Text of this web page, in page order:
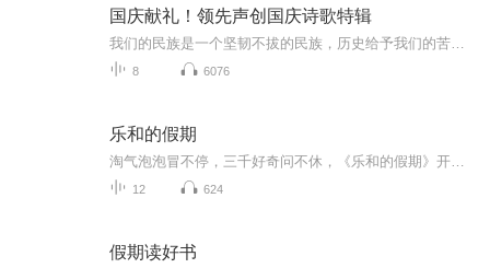
国庆献礼！领先声创国庆诗歌特辑
8 6076
乐和的假期
12 624
假期读好书